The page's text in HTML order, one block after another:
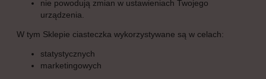
nie powodują zmian w ustawieniach Twojego
urządzenia.
W tym Sklepie ciasteczka wykorzystywane są w celach:
statystycznych
marketingowych